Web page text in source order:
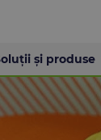
și produse